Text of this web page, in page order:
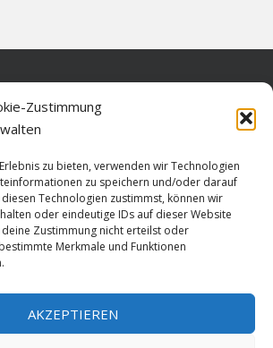
Zustimmung
zu bieten, verwenden wir Technologien
zu speichern und/oder darauf
Technologien zustimmst, können wir
oder eindeutige IDs auf dieser Website
Zustimmung nicht erteilst oder
Merkmale und Funktionen
AKZEPTIEREN